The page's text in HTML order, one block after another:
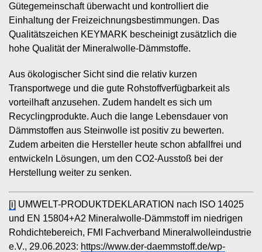
Gütegemeinschaft überwacht und kontrolliert die
Einhaltung der Freizeichnungsbestimmungen. Das
Qualitätszeichen KEYMARK bescheinigt zusätzlich die
hohe Qualität der Mineralwolle-Dämmstoffe.
Aus ökologischer Sicht sind die relativ kurzen
Transportwege und die gute Rohstoffverfügbarkeit als
vorteilhaft anzusehen. Zudem handelt es sich um
Recyclingprodukte. Auch die lange Lebensdauer von
Dämmstoffen aus Steinwolle ist positiv zu bewerten.
Zudem arbeiten die Hersteller heute schon abfallfrei und
entwickeln Lösungen, um den CO2-Ausstoß bei der
Herstellung weiter zu senken.
[i] UMWELT-PRODUKTDEKLARATION nach ISO 14025
und EN 15804+A2 Mineralwolle-Dämmstoff im niedrigen
Rohdichtebereich, FMI Fachverband Mineralwolleindustrie
e.V., 29.06.2023: https://www.der-daemmstoff.de/wp-